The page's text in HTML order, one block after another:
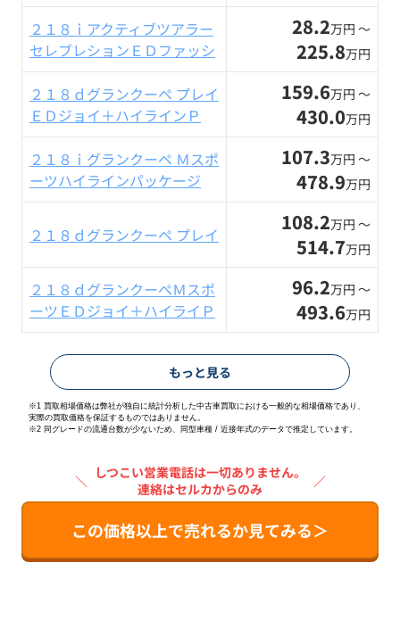
２１８ｉアクティブツアラー
セレブレションＥＤファッシ
28.2万円 〜
225.8万円
２１８ｄグランクーペ プレイ
ＥＤジョイ＋ハイラインＰ
159.6万円 〜
430.0万円
２１８ｉグランクーペ Ｍスポ
ーツハイラインパッケージ
107.3万円 〜
478.9万円
２１８ｄグランクーペ プレイ 108.2万円 〜
514.7万円
２１８ｄグランクーペＭスポ
ーツＥＤジョイ＋ハイライＰ
96.2万円 〜
493.6万円
もっと見る
※1 買取相場価格は弊社が独自に統計分析した中古車買取における一般的な相場価格であり、
実際の買取価格を保証するものではありません。
※2 同グレードの流通台数が少ないため、同型車種 / 近接年式のデータで推定しています。
＼
しつこい営業電話は一切ありません。
連絡はセルカからのみ
／
この価格以上で売れるか見てみる＞